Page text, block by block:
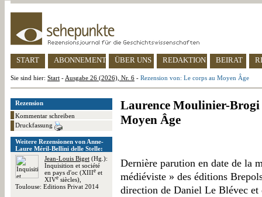
START ABONNEMENT ÜBER UNS REDAKTION BEIRAT
Sie sind hier: Start - Ausgabe 26 (2026), Nr. 6 - Rezension von: Le corps au Moyen Âge
Rezension
Kommentar schreiben
Druckfassung
Weitere Rezensionen von Anne-
Laure Méril-Bellini delle Stelle:
Jean-Louis Biget (Hg.):
Inquisition et société
en pays d'oc (XIIIe et
XIVe siècles),
Toulouse: Editions Privat 2014
Laurence Moulinier-Brogi
Moyen Âge
Dernière parution en date de la
médiéviste » des éditions
direction de Daniel Le Blévec